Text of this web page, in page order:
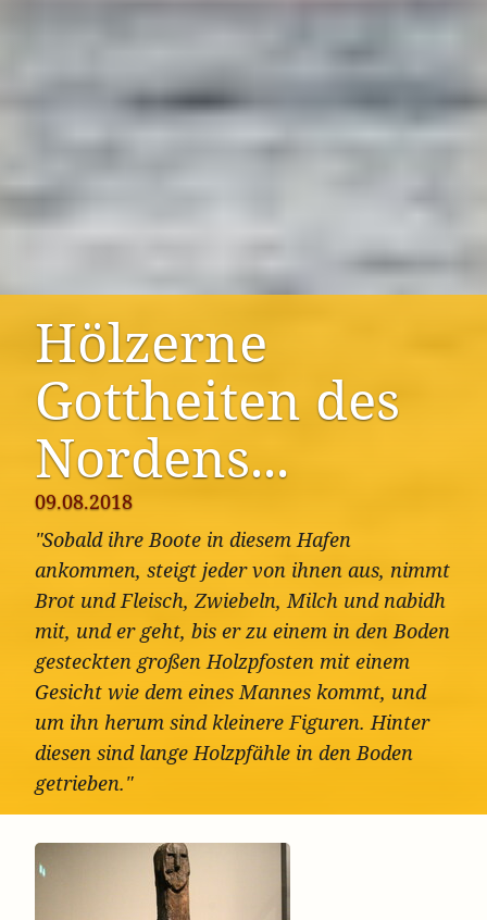
Hölzerne
Gottheiten des
Nordens...
09.08.2018
"Sobald ihre Boote in diesem Hafen
ankommen, steigt jeder von ihnen aus, nimmt
Brot und Fleisch, Zwiebeln, Milch und nabidh
mit, und er geht, bis er zu einem in den Boden
gesteckten großen Holzpfosten mit einem
Gesicht wie dem eines Mannes kommt, und
um ihn herum sind kleinere Figuren. Hinter
diesen sind lange Holzpfähle in den Boden
getrieben."